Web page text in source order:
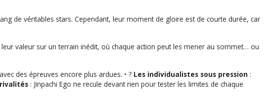
de véritables stars. Cependant, leur moment de gloire est de courte durée, car
valeur sur un terrain inédit, où chaque action peut les mener au sommet… ou
des épreuves encore plus ardues. • ? Les individualistes sous pression :
: Jinpachi Ego ne recule devant rien pour tester les limites de chaque